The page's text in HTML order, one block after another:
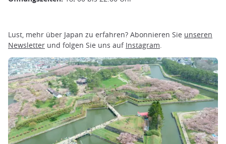
Lust, mehr über Japan zu erfahren? Abonnieren Sie unseren
Newsletter und folgen Sie uns auf Instagram